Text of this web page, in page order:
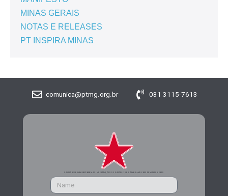
MINAS GERAIS
NOTAS E RELEASES
PT INSPIRA MINAS
comunica@ptmg.org.br 031 3115-7613
CADASTRE-SE PARA RECEBER MAIS INFORMAÇÕES DO PARTIDO DOS TRABALHADORES DE MINAS GERAIS